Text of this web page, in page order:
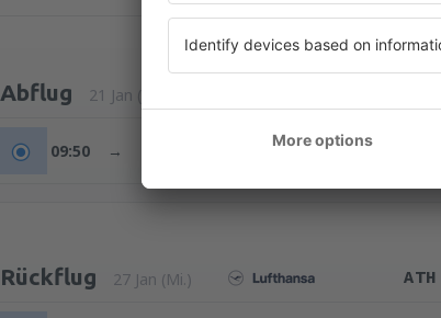
Abflug 21 Jan (Do.)
09:50 → Reisedauer: 2h 50min
Rückflug 27 Jan (Mi.) ATH